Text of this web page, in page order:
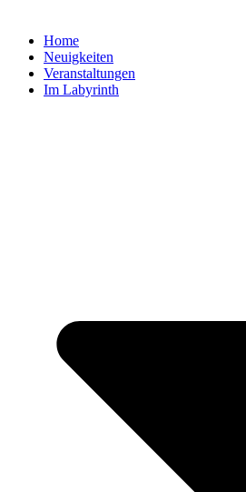
Home
Neuigkeiten
Veranstaltungen
Im Labyrinth